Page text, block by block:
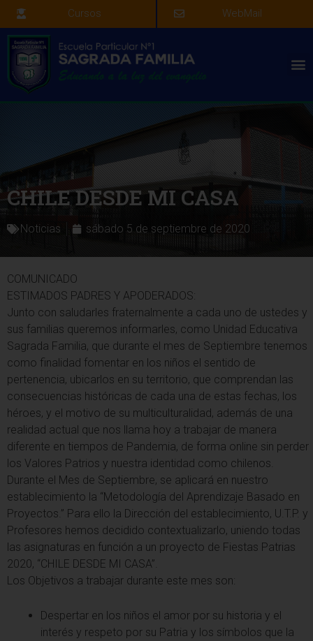
Cursos WebMail
CHILE DESDE MI CASA
Noticias sábado 5 de septiembre de 2020
COMUNICADO
ESTIMADOS PADRES Y APODERADOS:
Junto con saludarles fraternalmente a cada uno de ustedes y
sus familias queremos informarles, como Unidad Educativa
Sagrada Familia, que durante el mes de Septiembre tenemos
como finalidad fomentar en los niños el sentido de
pertenencia, ubicarlos en su territorio, que comprendan las
consecuencias históricas de cada una de estas fechas, los
héroes, y el motivo de su multiculturalidad, además de una
realidad actual que nos llama hoy a trabajar de manera
diferente en tiempos de Pandemia, de forma online sin perder
los Valores Patrios y nuestra identidad como chilenos.
Durante el Mes de Septiembre, se aplicará en nuestro
establecimiento la “Metodología del Aprendizaje Basado en
Proyectos.” Para ello la Dirección del establecimiento, U.T.P. y
Profesores hemos decidido contextualizarlo, uniendo todas
las asignaturas en función a un proyecto de Fiestas Patrias
2020, “CHILE DESDE MI CASA”.
Los Objetivos a trabajar durante este mes son:
Despertar en los niños el amor por su historia y el
interés y respeto por su Patria y los símbolos que la